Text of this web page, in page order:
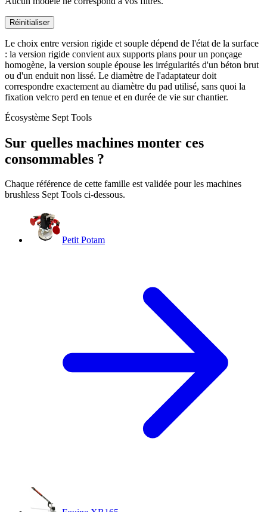
Réinitialiser
Le choix entre version rigide et souple dépend de l'état de la surface
: la version rigide convient aux supports plans pour un ponçage
homogène, la version souple épouse les irrégularités d'un béton brut
ou d'un enduit non lissé. Le diamètre de l'adaptateur doit
correspondre exactement au diamètre du pad utilisé, sans quoi la
fixation velcro perd en tenue et en durée de vie sur chantier.
Écosystème Sept Tools
Sur quelles machines monter ces
consommables ?
Chaque référence de cette famille est validée pour les machines
brushless Sept Tools ci-dessous.
Petit Potam